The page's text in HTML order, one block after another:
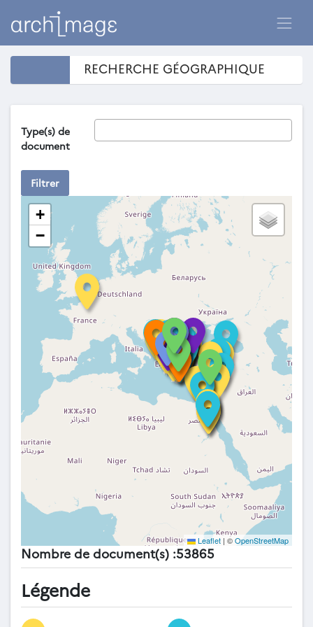
RECHERCHE GÉOGRAPHIQUE
Type(s) de
document
Filtrer
+
−
Leaflet | ©OpenStreetMap
Nombre de document(s) :53865
Légende